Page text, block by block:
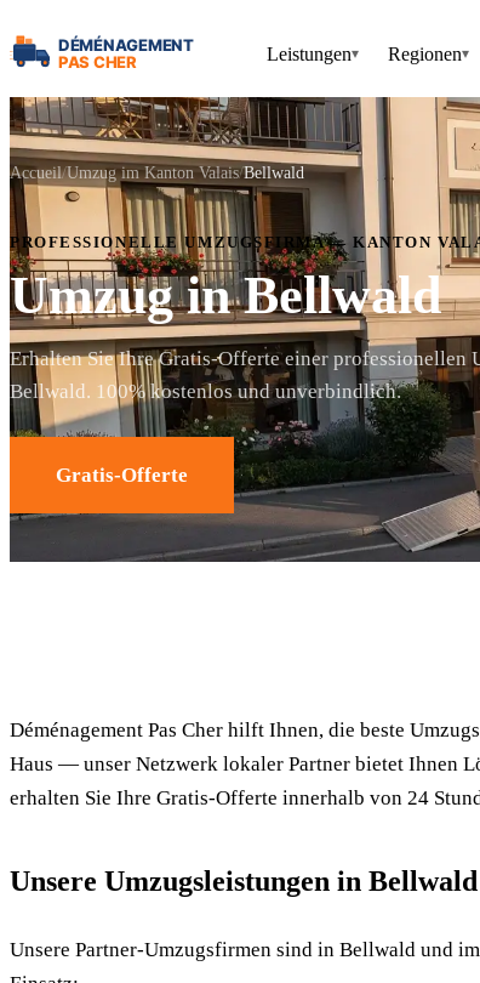
Leistungen▾ Regionen▾
Accueil Umzug im Kanton Valais Bellwald
PROFESSIONELLE UMZUGSFIRMA — KANTON
Umzug in Bellwald
Erhalten Sie Ihre Gratis-Offerte einer professionellen
Bellwald. 100% kostenlos und unverbindlich.
Gratis-Offerte
Déménagement Pas Cher hilft Ihnen, die beste
Haus — unser Netzwerk lokaler Partner bietet Ihnen
erhalten Sie Ihre Gratis-Offerte innerhalb von 24
Unsere Umzugsleistungen in Bellwald
Unsere Partner-Umzugsfirmen sind in Bellwald und